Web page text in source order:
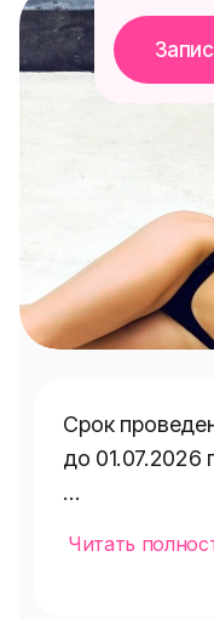
Срок
до 01.07.2026
Читать